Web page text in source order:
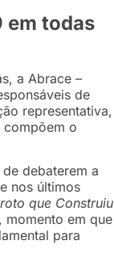
em todas
a Abrace –
de
representativa,
compõem o
debaterem a
nos últimos
que Construiu
momento em que
para